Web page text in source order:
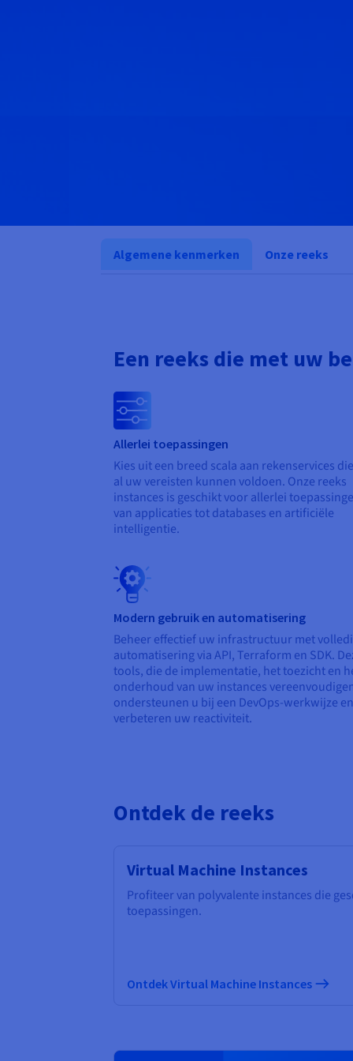
Algemene kenmerken Onze reeks
Een reeks die met uw
Allerlei toepassingen
Kies uit een breed scala aan rekenservices
al uw vereisten kunnen voldoen. Onze reeks
instances is geschikt voor allerlei
van applicaties tot databases en artificiële
intelligentie.
Modern gebruik en automatisering
Beheer effectief uw infrastructuur met
automatisering via API, Terraform en SDK.
tools, die de implementatie, het toezicht en
onderhoud van uw instances
ondersteunen u bij een DevOps-werkwijze en
verbeteren uw reactiviteit.
Ontdek de reeks
Virtual Machine Instances
Profiteer van polyvalente instances die
toepassingen.
Ontdek Virtual Machine Instances